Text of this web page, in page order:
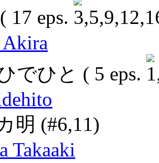
( 17 eps.
でひと ( 5 eps.
明 (#6,11)
Takaaki